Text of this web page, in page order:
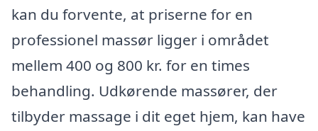
kan du forvente, at priserne for en
professionel massør ligger i området
mellem 400 og 800 kr. for en times
behandling. Udkørende massører, der
tilbyder massage i dit eget hjem, kan have